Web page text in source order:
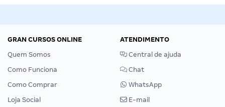
GRAN CURSOS ONLINE
Quem Somos
Como Funciona
Como Comprar
Loja Social
ATENDIMENTO
Central de ajuda
Chat
WhatsApp
E-mail